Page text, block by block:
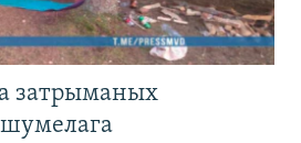
затрыманых